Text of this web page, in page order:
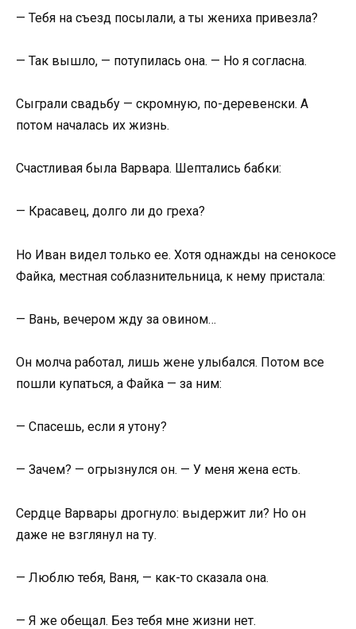
— Тебя на съезд посылали, а ты жениха привезла?
— Так вышло, — потупилась она. — Но я согласна.
Сыграли свадьбу — скромную, по-деревенски. А
потом началась их жизнь.
Счастливая была Варвара. Шептались бабки:
— Красавец, долго ли до греха?
Но Иван видел только ее. Хотя однажды на сенокосе
Файка, местная соблазнительница, к нему пристала:
— Вань, вечером жду за овином…
Он молча работал, лишь жене улыбался. Потом все
пошли купаться, а Файка — за ним:
— Спасешь, если я утону?
— Зачем? — огрызнулся он. — У меня жена есть.
Сердце Варвары дрогнуло: выдержит ли? Но он
даже не взглянул на ту.
— Люблю тебя, Ваня, — как-то сказала она.
— Я же обещал. Без тебя мне жизни нет.